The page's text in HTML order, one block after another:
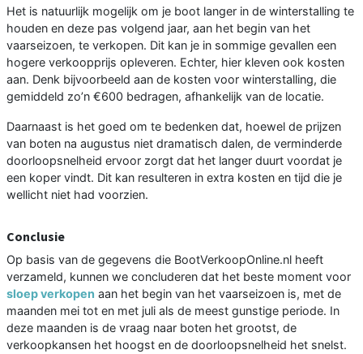
Het is natuurlijk mogelijk om je boot langer in de winterstalling te
houden en deze pas volgend jaar, aan het begin van het
vaarseizoen, te verkopen. Dit kan je in sommige gevallen een
hogere verkoopprijs opleveren. Echter, hier kleven ook kosten
aan. Denk bijvoorbeeld aan de kosten voor winterstalling, die
gemiddeld zo’n €600 bedragen, afhankelijk van de locatie.
Daarnaast is het goed om te bedenken dat, hoewel de prijzen
van boten na augustus niet dramatisch dalen, de verminderde
doorloopsnelheid ervoor zorgt dat het langer duurt voordat je
een koper vindt. Dit kan resulteren in extra kosten en tijd die je
wellicht niet had voorzien.
Conclusie
Op basis van de gegevens die BootVerkoopOnline.nl heeft
verzameld, kunnen we concluderen dat het beste moment voor
sloep verkopen aan het begin van het vaarseizoen is, met de
maanden mei tot en met juli als de meest gunstige periode. In
deze maanden is de vraag naar boten het grootst, de
verkoopkansen het hoogst en de doorloopsnelheid het snelst.